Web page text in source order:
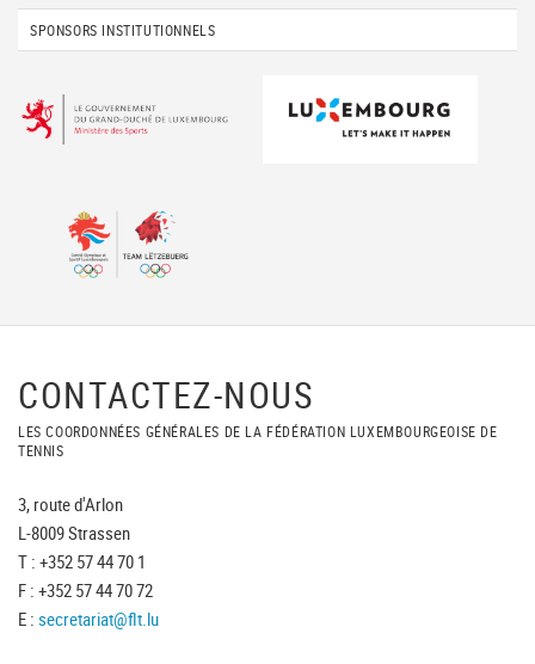
SPONSORS INSTITUTIONNELS
CONTACTEZ-NOUS
LES COORDONNÉES GÉNÉRALES DE LA FÉDÉRATION LUXEMBOURGEOISE DE
TENNIS
3, route d'Arlon
L-8009 Strassen
T : +352 57 44 70 1
F : +352 57 44 70 72
E : secretariat@flt.lu